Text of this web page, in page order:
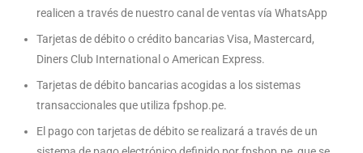
realicen a través de nuestro canal de ventas vía WhatsApp
Tarjetas de débito o crédito bancarias Visa, Mastercard,
Diners Club International o American Express.
Tarjetas de débito bancarias acogidas a los sistemas
transaccionales que utiliza fpshop.pe.
El pago con tarjetas de débito se realizará a través de un